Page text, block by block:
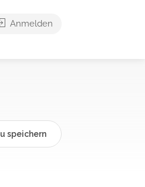
Anmelden
speichern